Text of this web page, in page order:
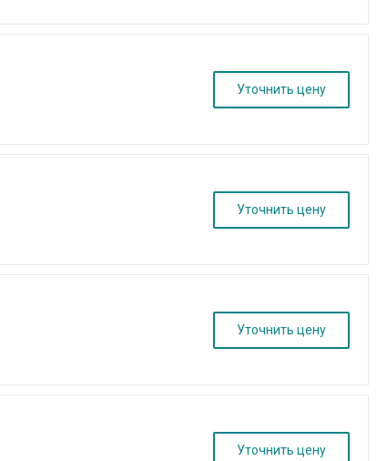
Уточнить цену
Уточнить цену
Уточнить цену
Уточнить цену